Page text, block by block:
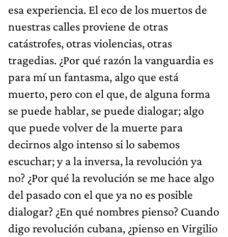
esa experiencia. El eco de los muertos de
nuestras calles proviene de otras
catástrofes, otras violencias, otras
tragedias. ¿Por qué razón la vanguardia es
para mí un fantasma, algo que está
muerto, pero con el que, de alguna forma
se puede hablar, se puede dialogar; algo
que puede volver de la muerte para
decirnos algo intenso si lo sabemos
escuchar; y a la inversa, la revolución ya
no? ¿Por qué la revolución se me hace algo
del pasado con el que ya no es posible
dialogar? ¿En qué nombres pienso? Cuando
digo revolución cubana, ¿pienso en Virgilio